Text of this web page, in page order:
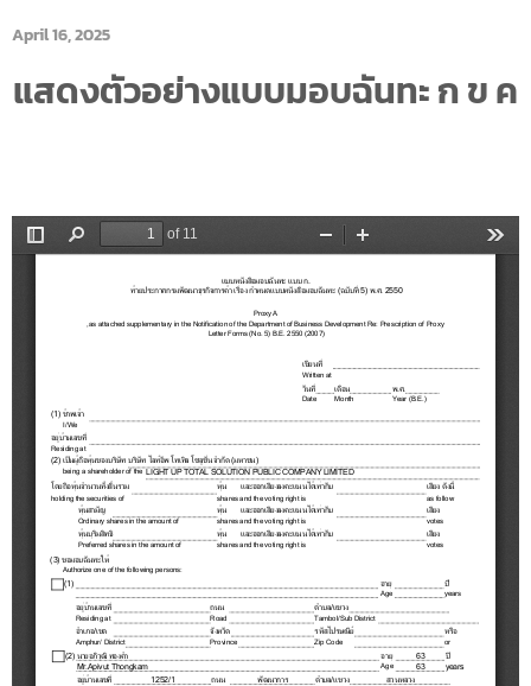
April 16, 2025
แสดงตัวอย่างแบบมอบฉันทะ ก ข ค